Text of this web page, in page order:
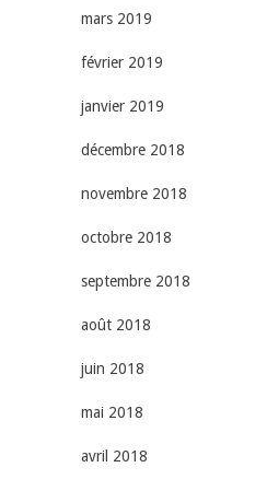
mars 2019
février 2019
janvier 2019
décembre 2018
novembre 2018
octobre 2018
septembre 2018
août 2018
juin 2018
mai 2018
avril 2018